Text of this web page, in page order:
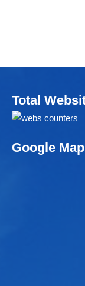
Total
Google Map